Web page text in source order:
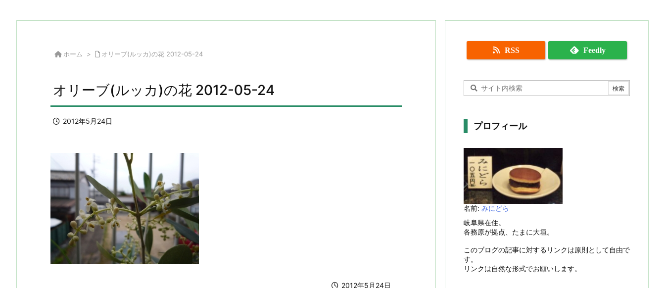
ホーム > オリーブ(ルッカ)の花 2012-05-24
オリーブ(ルッカ)の花 2012-05-24
2012年5月24日
2012年5月24日
RSS Feedly
プロフィール
名前: みにどら
岐阜県在住。
各務原が拠点、たまに大垣。
このブログの記事に対するリンクは原則として自由で
す。
リンクは自然な形式でお願いします。